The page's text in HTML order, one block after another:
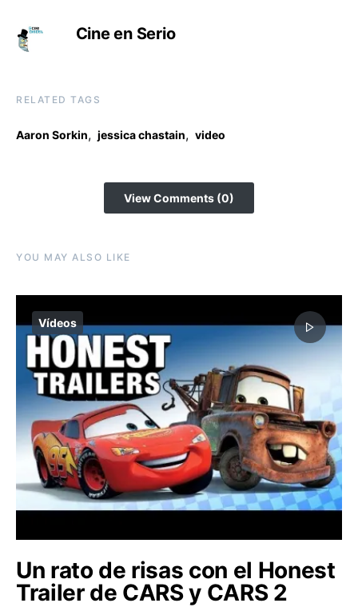
Cine en Serio
RELATED TAGS
Aaron Sorkin, jessica chastain, video
View Comments (0)
YOU MAY ALSO LIKE
Vídeos
Un rato de risas con el Honest
Trailer de CARS y CARS 2